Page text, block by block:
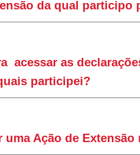
da qual participo
acessar as
participei?
uma Ação de Extensão